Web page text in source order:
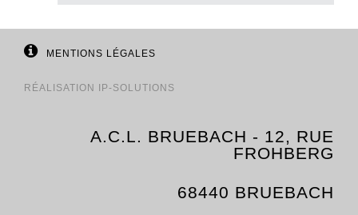
MENTIONS LÉGALES
RÉALISATION IP-SOLUTIONS
A.C.L. BRUEBACH - 12, RUE
FROHBERG
68440 BRUEBACH